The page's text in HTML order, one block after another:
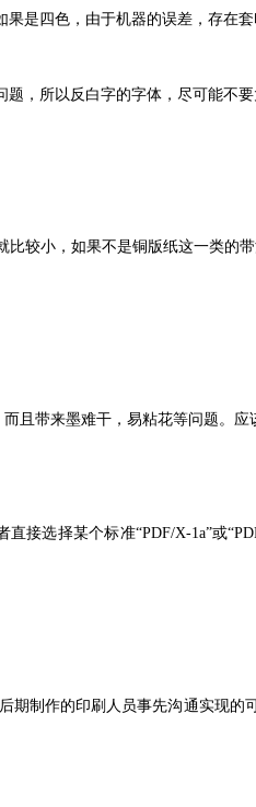
是四色，由于机器的误差，存在
，所以反白字的字体，尽可能不要
较小，如果不是铜版纸这一类
且带来墨难干，易粘花等问题。
接选择某个标准“PDF/X-1a”或
制作的印刷人员事先沟通实现